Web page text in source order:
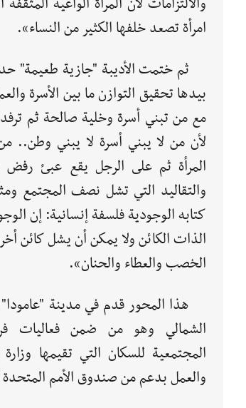
امرأة تصعد خلفها الكثير من النساء».
ثم ختمت الأديبة "جازية طعيمة"
بيدها تحقيق التوازن ما بين الأسرة
مع من تبني أسرة وخلية صالحة ثم
لأن من لا يبني أسرة لا يبني وطن..
المرأة ثم على الرجل يقع عبئ
والتقاليد التي تشل نصف المجتمع
كتابه الوجودية فلسفة إنسانية: إن
الذات الكائن ولا يمكن أن يشل كائن
الخصب والعطاء والحنان».
هذا المحور قدم في مدينة
الشمالي وهو من ضمن فعاليات
المجتمعية للسكان التي تقيمها
والعمل بدعم من صندوق الأمم